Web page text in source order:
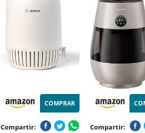
Negro, Core Mini
Humo Prefiltro
Dormitorios y
COMPRAR
Compartir: Compartir: